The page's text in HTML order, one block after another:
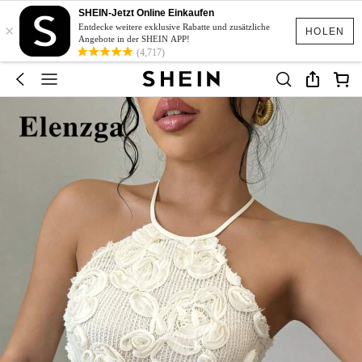
HOLEN
×
SHEIN-Jetzt Online Einkaufen
Entdecke weitere exklusive Rabatte und zusätzliche
Angebote in der SHEIN APP!
(4,717)